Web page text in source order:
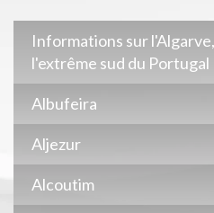
Informations sur
l'extrême sud du Portugal
Albufeira
Aljezur
Alcoutim